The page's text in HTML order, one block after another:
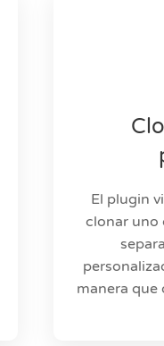
El plugin
clonar uno
manera que